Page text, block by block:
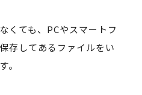
くても、PCやスマートフ
存してあるファイルをい
。